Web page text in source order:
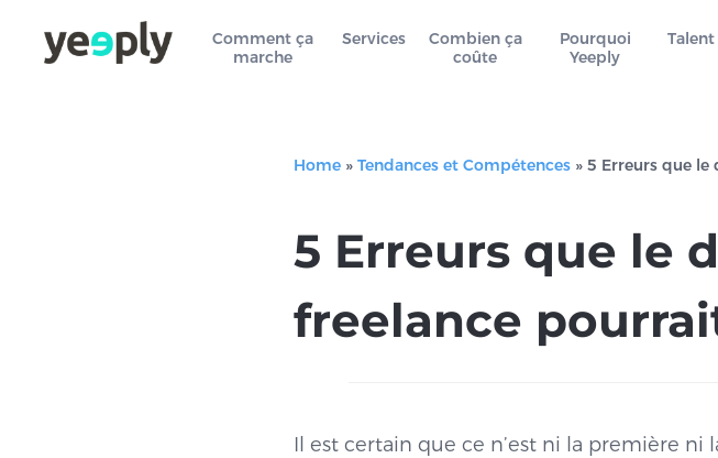
Comment ça
marche
Services
Combien ça
coûte
Pourquoi
Yeeply
Talent
Home » Tendances et Compétences » 5 Erreurs que
5 Erreurs que le
freelance
Il est certain que ce n’est ni la première